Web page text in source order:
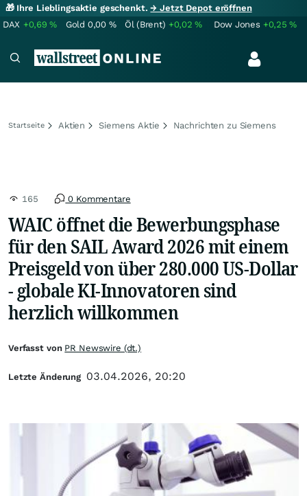
🎁 Ihre Lieblingsaktie geschenkt.→ Jetzt Depot eröffnen
DAX +0,69% Gold 0,00 % Öl (Brent) +0,02% Dow Jones +0,25%
Startseite Aktien Siemens Aktie Nachrichten zu Siemens
165 0 Kommentare
WAIC öffnet die Bewerbungsphase
für den SAIL Award 2026 mit einem
Preisgeld von über 280.000 US-Dollar
- globale KI-Innovatoren sind
herzlich willkommen
Verfasst von PR Newswire (dt.)
Letzte Änderung 03.04.2026, 20:20